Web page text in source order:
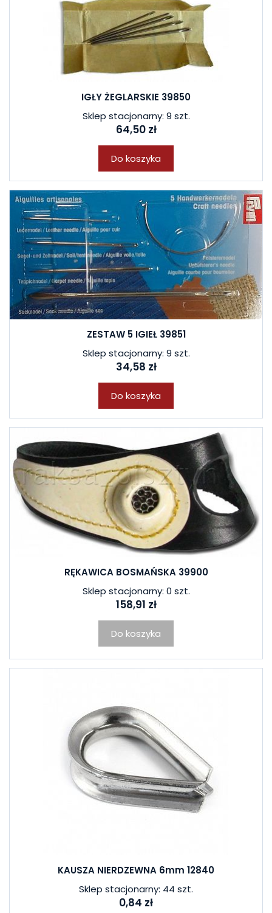
IGŁY ŻEGLARSKIE 39850
Sklep stacjonarny: 9 szt.
64,50 zł
Do koszyka
ZESTAW 5 IGIEŁ 39851
Sklep stacjonarny: 9 szt.
34,58 zł
Do koszyka
RĘKAWICA BOSMAŃSKA 39900
Sklep stacjonarny: 0 szt.
158,91 zł
Do koszyka
KAUSZA NIERDZEWNA 6mm 12840
Sklep stacjonarny: 44 szt.
0,84 zł